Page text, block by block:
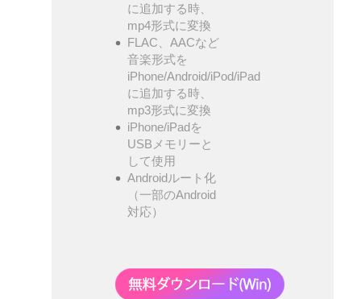
に追加する時、
mp4形式に変換
FLAC、AACなど
音楽形式を
iPhone/Android/iPod/iPad
に追加する時、
mp3形式に変換
iPhone/iPadを
USBメモリーと
して使用
Androidルート化
（一部のAndroid
対応）